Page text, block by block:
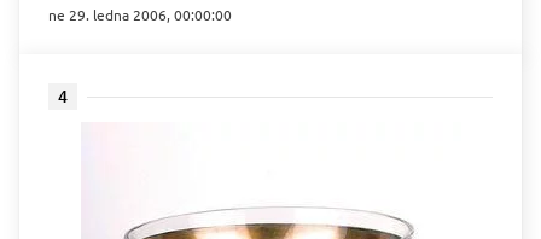
ne 29. ledna 2006, 00:00:00
4